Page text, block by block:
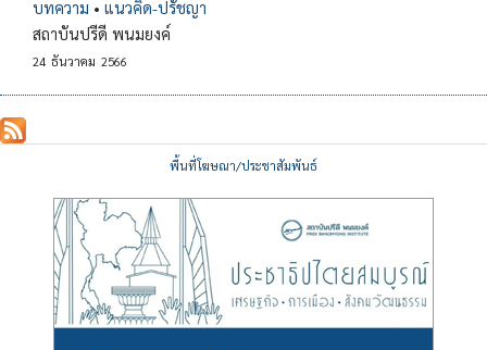
บทความ • แนวคิด-ปรัชญา
สถาบันปรีดี พนมยงค์
24 ธันวาคม 2566
พื้นที่โฆษณา/ประชาสัมพันธ์